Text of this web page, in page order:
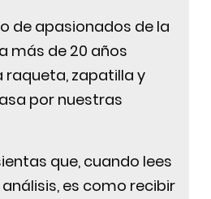
de apasionados de la
más de 20 años
raqueta, zapatilla y
por nuestras
que, cuando lees
es como recibir